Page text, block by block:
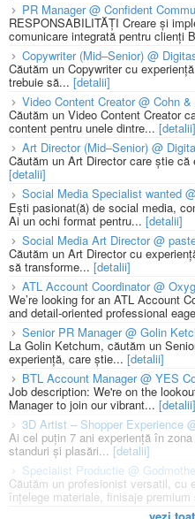
PR Manager @ Confident
RESPONSABILITĂȚI Creare și
comunicare integrată pentru clienți
Copywriter (Mid–Senior) @
Căutăm un Copywriter cu
trebuie să... [detalii]
Video Content Creator @ Cohn
Căutăm un Video Content Creator
content pentru unele dintre... [detalii]
Art Director (Mid–Senior) @
Căutăm un Art Director care știe
[detalii]
Social Media Specialist wanted
Ești pasionat(ă) de social media,
Ai un ochi format pentru... [detalii]
Social Media Art Director @
Căutăm un Art Director cu
să transforme... [detalii]
ATL Account Coordinator @
We’re looking for an ATL Account
and detail-oriented professional
Senior PR Manager @ Golin
La Golin Ketchum, căutăm un
experiență, care știe... [detalii]
BTL Account Manager @ YES
Job description: We're on the
Manager to join our vibrant... [detalii]
3D Artist – Shopper Experience
Ai cel puțin 7 ani experiență în
standuri și plasări...[detalii]
Specialist Productie @
Căutăm un profesionist versatil, cu
înțelege materiale, finisaje premium